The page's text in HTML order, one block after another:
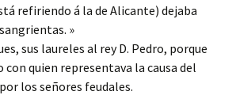
refiriendo á la de Alicante) dejaba
»
sus laureles al rey D. Pedro, porque
con quien representava la causa del
los señores feudales.